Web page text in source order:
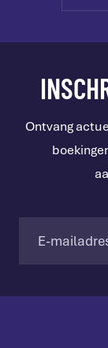
Ontvang